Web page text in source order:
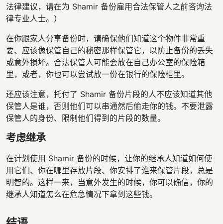
法律建议，请在为 Shamir 备份雇用合法保管人之前咨询法
律专业人士。）
在你跟家人分享备份时，请确保他们知道这个物件非常重
要、应该像保管自己的秘密那样保管它，以防止备份的丢失
或意外损坏。合法保管人可能会放在自己办公室的保险箱
里，或者，你也可以尝试放一份在银行的保险柜里。
还应该注意，托付了 Shamir 备份片段的人不应该知道其他
保管人是谁，否则他们可以串通然后偷走你的钱。不要泄露
保管人的身份、限制他们得到的片段的数量。
考虑继承
在计划使用 Shamir 备份的时候，让你的继承人知道如何使
用它们、你在哪里存放片段、你安排了谁来保管片段，总是
明智的。这样一来，当意外发生的时候，你可以确信，你的
继承人知道怎么在危急情况下拿到这些钱。